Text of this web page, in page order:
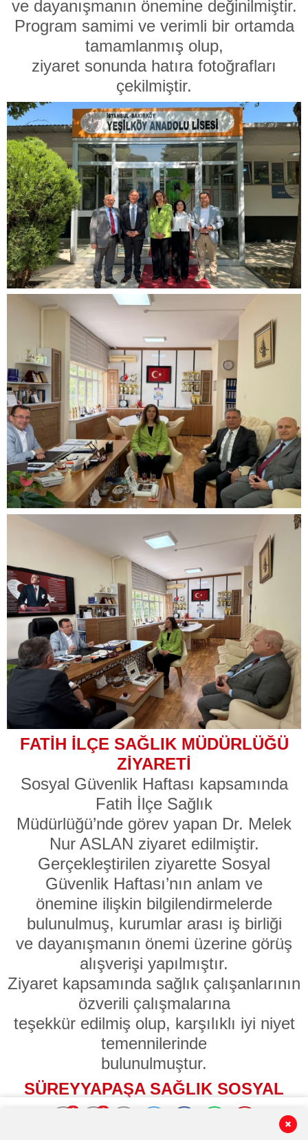
0 0
ve dayanışmanın önemine değinilmiştir.
Program samimi ve verimli bir ortamda
tamamlanmış olup,
ziyaret sonunda hatıra fotoğrafları
çekilmiştir.
FATİH İLÇE SAĞLIK MÜDÜRLÜĞÜ
ZİYARETİ
Sosyal Güvenlik Haftası kapsamında
Fatih İlçe Sağlık
Müdürlüğü’nde görev yapan Dr. Melek
Nur ASLAN ziyaret edilmiştir.
Gerçekleştirilen ziyarette Sosyal
Güvenlik Haftası’nın anlam ve
önemine ilişkin bilgilendirmelerde
bulunulmuş, kurumlar arası iş birliği
ve dayanışmanın önemi üzerine görüş
alışverişi yapılmıştır.
Ziyaret kapsamında sağlık çalışanlarının
özverili çalışmalarına
teşekkür edilmiş olup, karşılıklı iyi niyet
temennilerinde
bulunulmuştur.
SÜREYYAPAŞA SAĞLIK SOSYAL
GÜVENLİK